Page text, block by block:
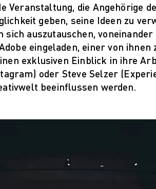
Veranstaltung, die Angehörige
geben, seine Ideen zu
auszutauschen,
eingeladen, einer von ihnen
exklusiven Einblick in ihre
oder Steve Selzer
beeinflussen werden.